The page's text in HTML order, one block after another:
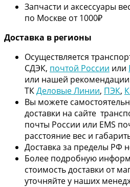
Запчасти и аксессуары
по Москве от 1000₽
Доставка в регионы
Осуществляется
СДЭК, почтой России или
или нашей
ТКДеловые Линии, ПЭК,
Вы можете
доставки на сайте
почты России или EMS
расстояние вес и
Доставка за пределы РФ
Более подробную
стоимость доставки от
уточняйте у наших